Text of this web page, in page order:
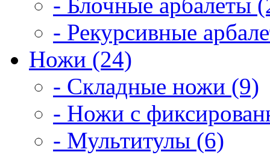
- Рекурсивные
Ножи (24)
- Складные ножи (9)
- Ножи с
- Мультитулы (6)